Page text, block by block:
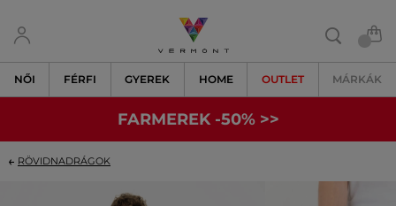
NŐI FÉRFI GYEREK HOME OUTLET MÁRKÁK
FARMEREK -50% >>
RÖVIDNADRÁGOK